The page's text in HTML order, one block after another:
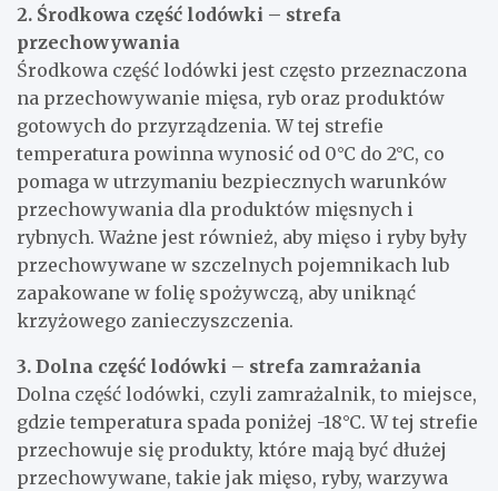
2. Środkowa część lodówki – strefa
przechowywania
Środkowa część lodówki jest często przeznaczona
na przechowywanie mięsa, ryb oraz produktów
gotowych do przyrządzenia. W tej strefie
temperatura powinna wynosić od 0°C do 2°C, co
pomaga w utrzymaniu bezpiecznych warunków
przechowywania dla produktów mięsnych i
rybnych. Ważne jest również, aby mięso i ryby były
przechowywane w szczelnych pojemnikach lub
zapakowane w folię spożywczą, aby uniknąć
krzyżowego zanieczyszczenia.
3. Dolna część lodówki – strefa zamrażania
Dolna część lodówki, czyli zamrażalnik, to miejsce,
gdzie temperatura spada poniżej -18°C. W tej strefie
przechowuje się produkty, które mają być dłużej
przechowywane, takie jak mięso, ryby, warzywa